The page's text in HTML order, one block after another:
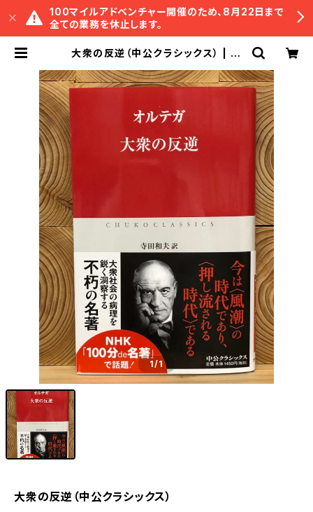
100マイルアドベンチャー開催のため、8月22日まで
全ての業務を休止します。
大衆の反逆（中公クラシックス） | 冒
1/1
大衆の反逆（中公クラシックス）